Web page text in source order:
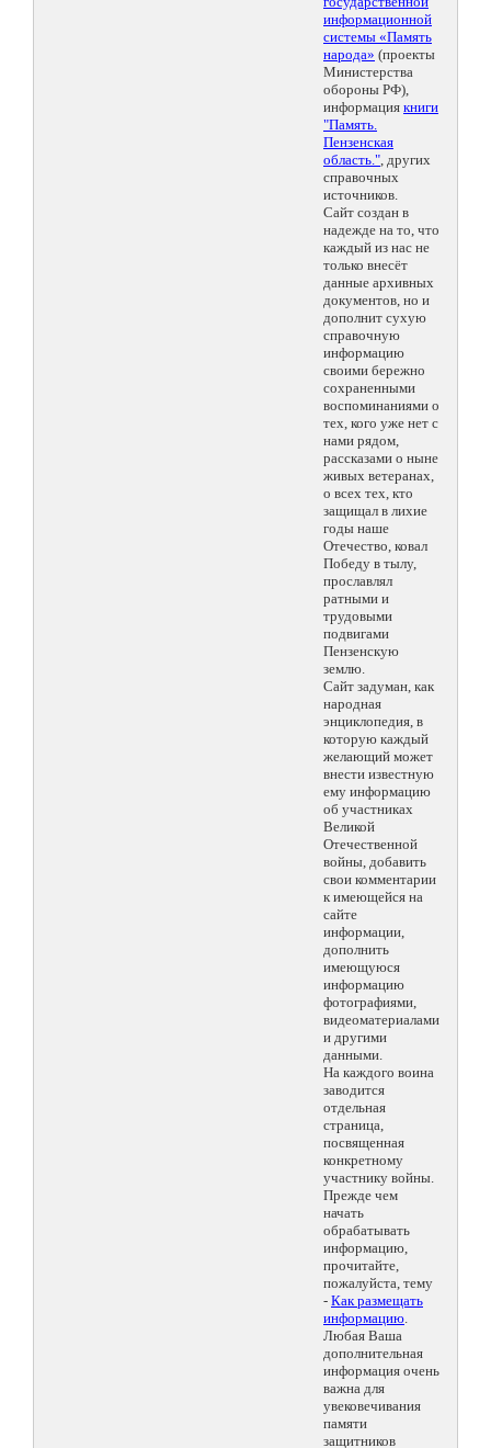
информационной
системы «Память
народа» (проекты
Министерства
обороны РФ),
информация книги
"Память.
Пензенская
область.", других
справочных
источников.
Сайт создан в
надежде на то, что
каждый из нас не
только внесёт
данные архивных
документов, но и
дополнит сухую
справочную
информацию
своими бережно
сохраненными
воспоминаниями о
тех, кого уже нет с
нами рядом,
рассказами о ныне
живых ветеранах,
о всех тех, кто
защищал в лихие
годы наше
Отечество, ковал
Победу в тылу,
прославлял
ратными и
трудовыми
подвигами
Пензенскую
землю.
Сайт задуман, как
народная
энциклопедия, в
которую каждый
желающий может
внести известную
ему информацию
об участниках
Великой
Отечественной
войны, добавить
свои комментарии
к имеющейся на
сайте
информации,
дополнить
имеющуюся
информацию
фотографиями,
видеоматериалами
и другими
данными.
На каждого воина
заводится
отдельная
страница,
посвященная
конкретному
участнику войны.
Прежде чем
начать
обрабатывать
информацию,
прочитайте,
пожалуйста, тему
- Как размещать
информацию.
Любая Ваша
дополнительная
информация очень
важна для
увековечивания
памяти
защитников